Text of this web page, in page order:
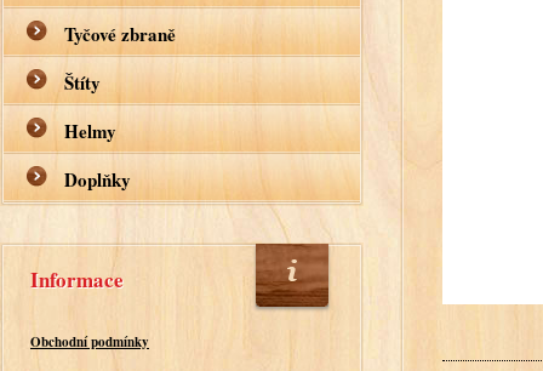
Tyčové zbraně
Štíty
Helmy
Doplňky
Informace
Obchodní podmínky